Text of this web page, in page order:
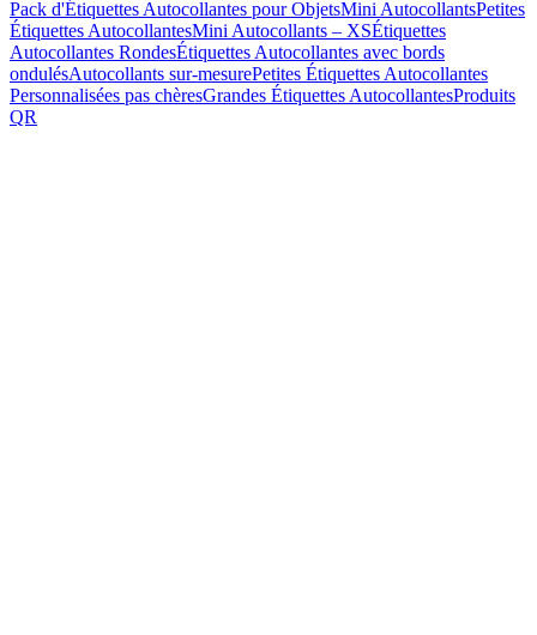
Pack d'Étiquettes Autocollantes pour ObjetsMini AutocollantsPetites
Étiquettes AutocollantesMini Autocollants – XSÉtiquettes
Autocollantes RondesÉtiquettes Autocollantes avec bords
ondulésAutocollants sur-mesurePetites Étiquettes Autocollantes
Personnalisées pas chèresGrandes Étiquettes AutocollantesProduits
QR